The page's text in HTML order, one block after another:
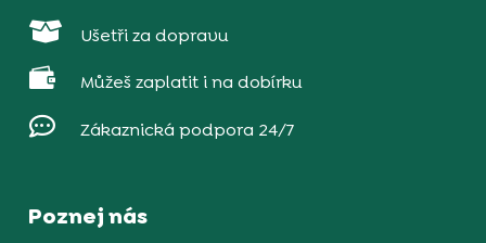
 Ušetři za dopravu
 Můžeš zaplatit i na dobírku
 Zákaznická podpora 24/7
Poznej nás